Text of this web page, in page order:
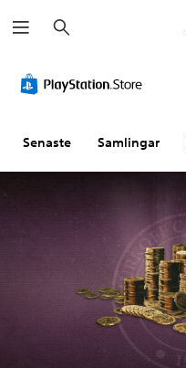
ö
k
Senaste Samlingar